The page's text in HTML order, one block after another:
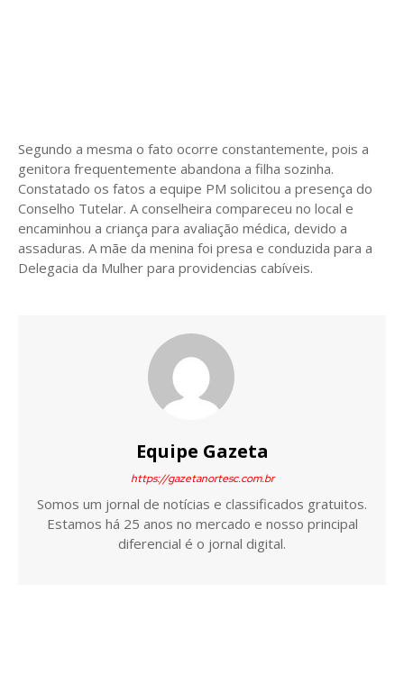
Segundo a mesma o fato ocorre constantemente, pois a
genitora frequentemente abandona a filha sozinha.
Constatado os fatos a equipe PM solicitou a presença do
Conselho Tutelar. A conselheira compareceu no local e
encaminhou a criança para avaliação médica, devido a
assaduras. A mãe da menina foi presa e conduzida para a
Delegacia da Mulher para providencias cabíveis.
Equipe Gazeta
https://gazetanortesc.com.br
Somos um jornal de notícias e classificados gratuitos.
Estamos há 25 anos no mercado e nosso principal
diferencial é o jornal digital.